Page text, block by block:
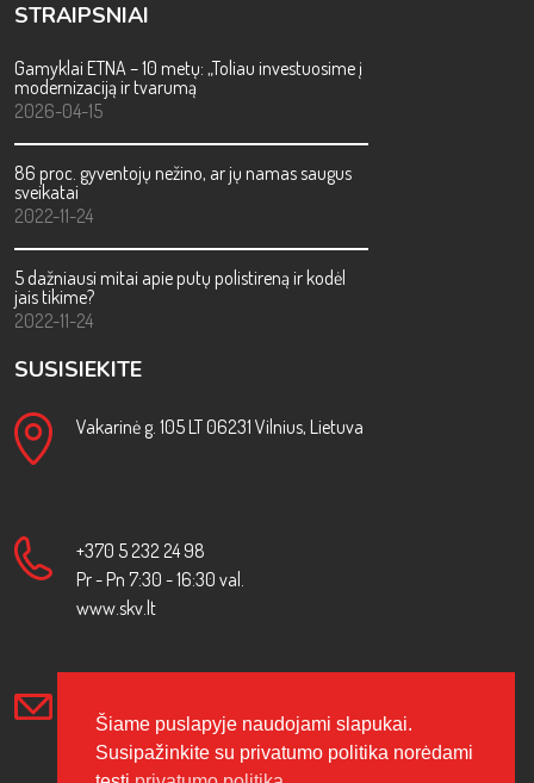
STRAIPSNIAI
Gamyklai ETNA – 10 metų: „Toliau investuosime į
modernizaciją ir tvarumą
2026-04-15
86 proc. gyventojų nežino, ar jų namas saugus
sveikatai
2022-11-24
5 dažniausi mitai apie putų polistireną ir kodėl
jais tikime?
2022-11-24
SUSISIEKITE
Vakarinė g. 105 LT 06231 Vilnius, Lietuva
+370 5 232 24 98
Pr - Pn 7:30 - 16:30 val.
www.skv.lt
info [at] skv.lt
Šiame puslapyje naudojami slapukai.
Susipažinkite su privatumo politika norėdami